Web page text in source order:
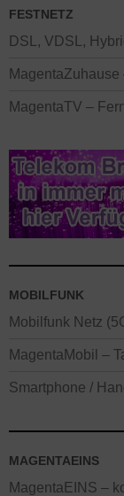
FESTNETZ
DSL, VDSL,
MagentaZuhause
MagentaTV –
MOBILFUNK
Mobilfunk Netz
MagentaMobil –
Smartphone /
MAGENTAEINS
MagentaEINS –